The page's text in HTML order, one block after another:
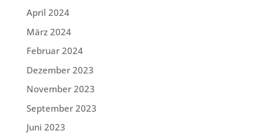
April 2024
März 2024
Februar 2024
Dezember 2023
November 2023
September 2023
Juni 2023